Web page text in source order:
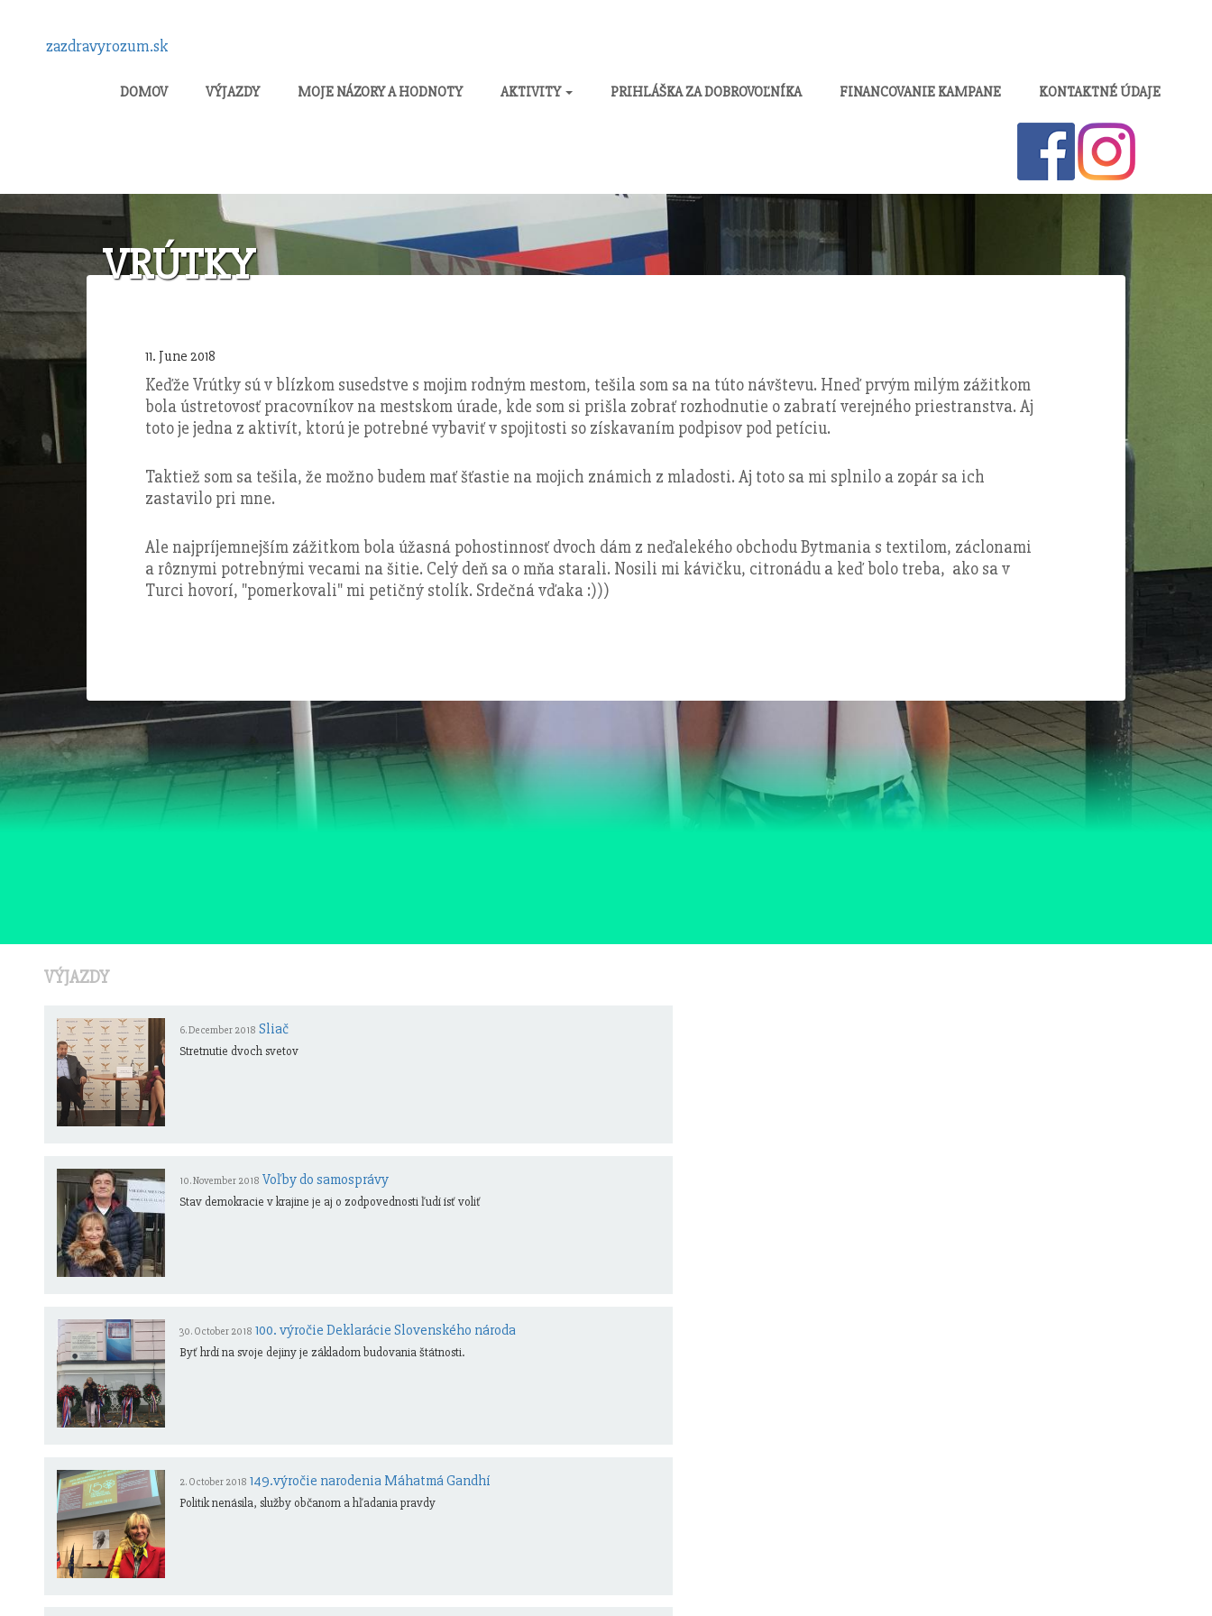
zazdravyrozum.sk
DOMOV VÝJAZDY MOJE NÁZORY A HODNOTY AKTIVITY PRIHLÁŠKA ZA DOBROVOĽNÍKA FINANCOVANIE KAMPANE KONTAKTNÉ ÚDAJE
VRÚTKY
11. June 2018
Keďže Vrútky sú v blízkom susedstve s mojim rodným mestom, tešila som sa na túto návštevu. Hneď prvým milým zážitkom
bola ústretovosť pracovníkov na mestskom úrade, kde som si prišla zobrať rozhodnutie o zabratí verejného priestranstva. Aj
toto je jedna z aktivít, ktorú je potrebné vybaviť v spojitosti so získavaním podpisov pod petíciu.
Taktiež som sa tešila, že možno budem mať šťastie na mojich známich z mladosti. Aj toto sa mi splnilo a zopár sa ich
zastavilo pri mne.
Ale najpríjemnejším zážitkom bola úžasná pohostinnosť dvoch dám z neďalekého obchodu Bytmania s textilom, záclonami
a rôznymi potrebnými vecami na šitie. Celý deň sa o mňa starali. Nosili mi kávičku, citronádu a keď bolo treba, ako sa v
Turci hovorí, "pomerkovali" mi petičný stolík. Srdečná vďaka :)))
VÝJAZDY
6. December 2018 Sliač
Stretnutie dvoch svetov
10. November 2018 Voľby do samosprávy
Stav demokracie v krajine je aj o zodpovednosti ľudí ísť voliť
30. October 2018 100. výročie Deklarácie Slovenského národa
Byť hrdí na svoje dejiny je základom budovania štátnosti.
2. October 2018 149.výročie narodenia Máhatmá Gandhí
Politik nenásila, služby občanom a hľadania pravdy